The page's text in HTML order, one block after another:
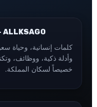
ALLKSAGO - مجلة سعودية رقمية
كلمات إنسانية، وحياة
وأدلة ذكية، ووظائف،
خصيصاً لسكان المملكة.